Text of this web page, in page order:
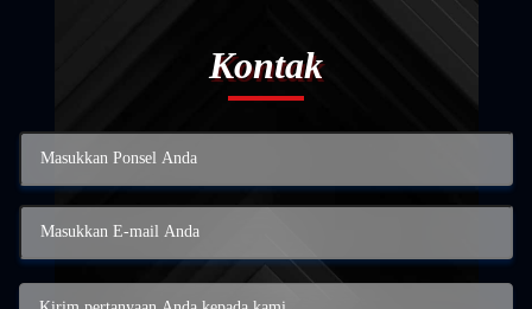
Kontak